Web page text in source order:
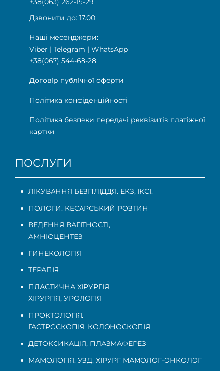
+38(063) 262-19-29
Дзвонити до: 17.00.
Наші месенджери:
Viber | Telegram | WhatsApp
+38(067) 544-68-28
Договір публічної оферти
Політика конфіденційності
Політика безпеки передачі реквізитів платіжної
картки
ПОСЛУГИ
ЛІКУВАННЯ БЕЗПЛІДДЯ. ЕКЗ, ІКСІ.
ПОЛОГИ. КЕСАРСЬКИЙ РОЗТИН
ВЕДЕННЯ ВАГІТНОСТІ,
АМНІОЦЕНТЕЗ
ГИНЕКОЛОГІЯ
ТЕРАПІЯ
ПЛАСТИЧНА ХІРУРГІЯ
ХІРУРГІЯ, УРОЛОГІЯ
ПРОКТОЛОГІЯ,
ГАСТРОСКОПІЯ, КОЛОНОСКОПІЯ
ДЕТОКСИКАЦІЯ, ПЛАЗМАФЕРЕЗ
МАМОЛОГІЯ. УЗД. ХІРУРГ МАМОЛОГ-ОНКОЛОГ